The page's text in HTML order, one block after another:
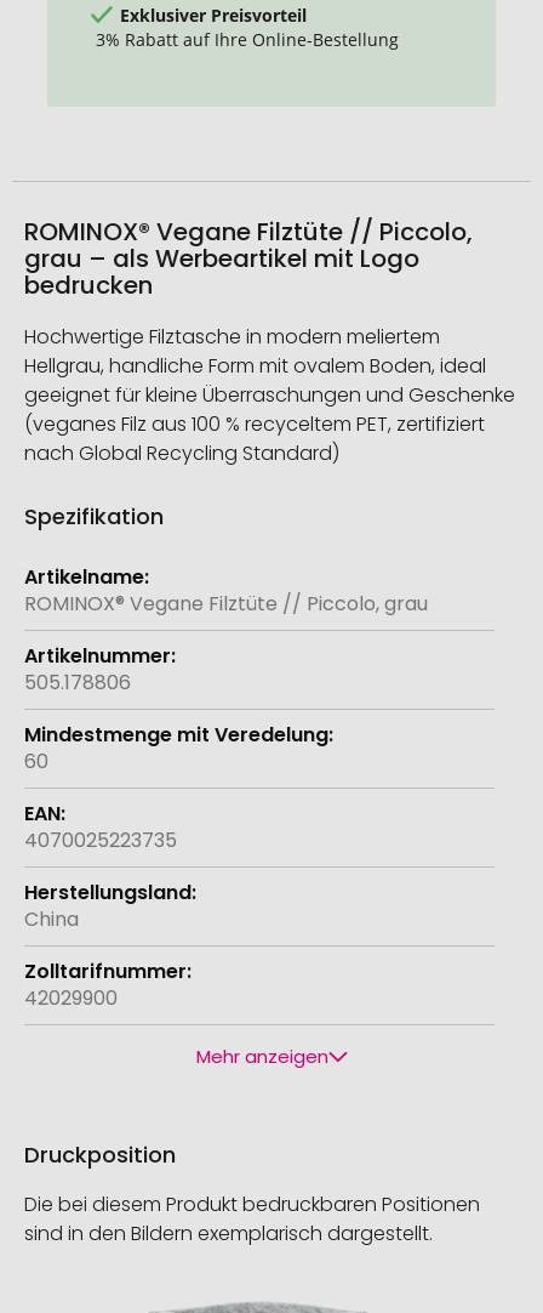
Exklusiver Preisvorteil
3% Rabatt auf Ihre Online-Bestellung
ROMINOX® Vegane Filztüte // Piccolo,
grau – als Werbeartikel mit Logo
bedrucken
Hochwertige Filztasche in modern meliertem
Hellgrau, handliche Form mit ovalem Boden, ideal
geeignet für kleine Überraschungen und Geschenke
(veganes Filz aus 100 % recyceltem PET, zertifiziert
nach Global Recycling Standard)
Spezifikation
Weitere
Informationen
ROMINOX® Vegane Filztüte // Piccolo, grau
505.178806
60
4070025223735
China
42029900
Mehr anzeigen
Druckposition
Die bei diesem Produkt bedruckbaren Positionen
sind in den Bildern exemplarisch dargestellt.